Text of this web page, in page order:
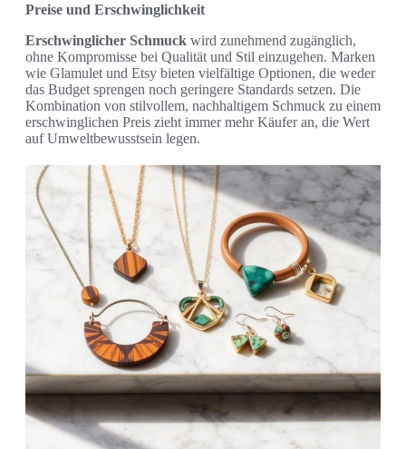
Preise und Erschwinglichkeit
Erschwinglicher Schmuck wird zunehmend zugänglich,
ohne Kompromisse bei Qualität und Stil einzugehen. Marken
wie Glamulet und Etsy bieten vielfältige Optionen, die weder
das Budget sprengen noch geringere Standards setzen. Die
Kombination von stilvollem, nachhaltigem Schmuck zu einem
erschwinglichen Preis zieht immer mehr Käufer an, die Wert
auf Umweltbewusstsein legen.